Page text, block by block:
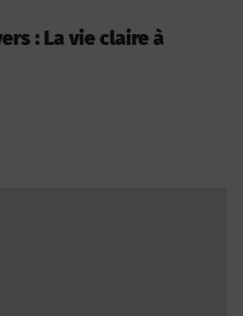
: La vie claire à